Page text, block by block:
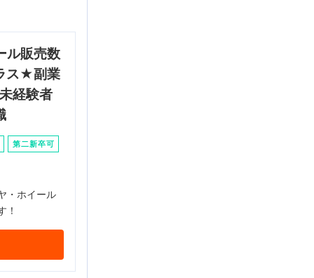
ル販売数
ス★副業
経験者
第二新卒可
・ホイール
！